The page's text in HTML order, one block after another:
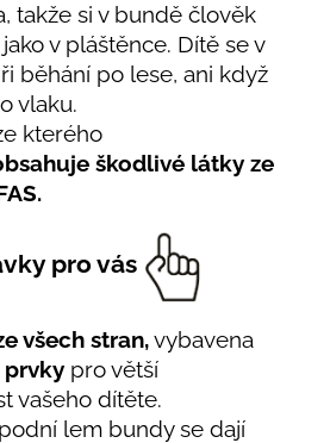
takže si v bundě člověk
v pláštěnce. Dítě se v
běhání po lese, ani když
vlaku.
kterého
škodlivé látky ze
pro vás
všech stran,vybavena
pro větší
vašeho dítěte.
lem bundy se dají